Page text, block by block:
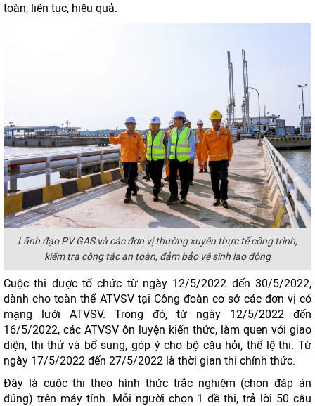
toàn, liên tục, hiệu quả.
Lãnh đạo PV GAS và các đơn vị thường xuyên thực tế công trình,
kiểm tra công tác an toàn, đảm bảo vệ sinh lao động
Cuộc thi được tổ chức từ ngày 12/5/2022 đến 30/5/2022,
dành cho toàn thể ATVSV tại Công đoàn cơ sở các đơn vị có
mạng lưới ATVSV. Trong đó, từ ngày 12/5/2022 đến
16/5/2022, các ATVSV ôn luyện kiến thức, làm quen với giao
diện, thi thử và bổ sung, góp ý cho bộ câu hỏi, thể lệ thi. Từ
ngày 17/5/2022 đến 27/5/2022 là thời gian thi chính thức.
Đây là cuộc thi theo hình thức trắc nghiệm (chọn đáp án
đúng) trên máy tính. Mỗi người chọn 1 đề thi, trả lời 50 câu